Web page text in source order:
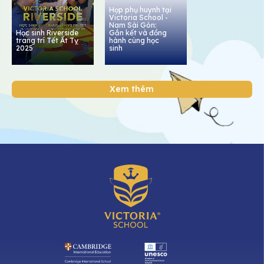
Học sinh Riverside
trang trí Tết Ất Tỵ
2025
Họp phụ huynh tại
Victoria School -
Nam Sài Gòn:
Gắn kết và đồng
hành cùng học
sinh
Xem thêm